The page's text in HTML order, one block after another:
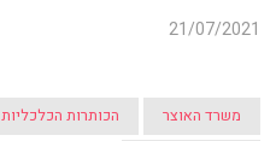
21/07/2021
משרד האוצר הכותרות הכלכליות